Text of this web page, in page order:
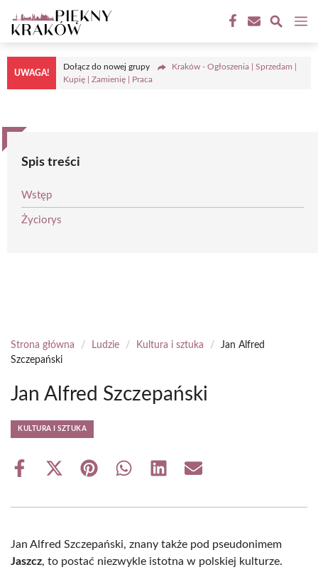
do
treści
UWAGA!
Dołącz do nowej grupy
Kraków - Ogłoszenia | Sprzedam |
Kupię | Zamienię | Praca
Spis treści
Wstęp
Życiorys
Strona główna / Ludzie / Kultura i sztuka /
Jan Alfred
Szczepański
Jan Alfred Szczepański
KULTURA I SZTUKA
Share
Share
(Twitter)
Share Share Share Share
Jan Alfred Szczepański, znany także pod pseudonimem
Jaszcz, to postać niezwykle istotna w polskiej kulturze.